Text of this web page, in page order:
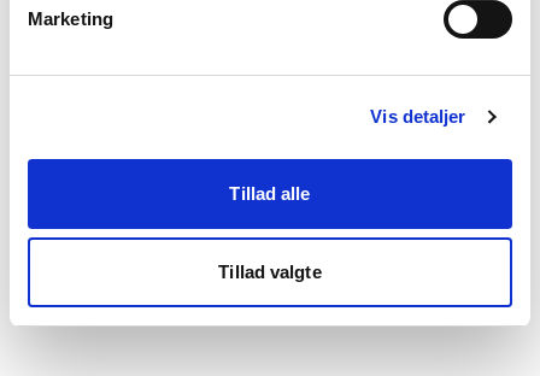
Marketing
Vis detaljer
Tillad alle
Tillad valgte